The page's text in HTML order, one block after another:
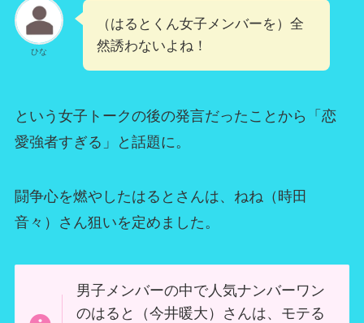
ひな
（はるとくん女子メンバーを）全
然誘わないよね！
という女子トークの後の発言だったことから「恋
愛強者すぎる」と話題に。
闘争心を燃やしたはるとさんは、ねね（時田
音々）さん狙いを定めました。
男子メンバーの中で人気ナンバーワン
のはると（今井暖大）さんは、モテる